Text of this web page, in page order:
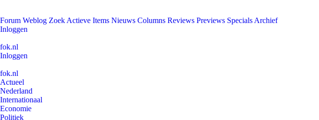
Forum Weblog Zoek Actieve Items Nieuws Columns Reviews Previews Specials Archief
Inloggen
fok.nl
Inloggen
fok.nl
Actueel
Nederland
Internationaal
Economie
Politiek